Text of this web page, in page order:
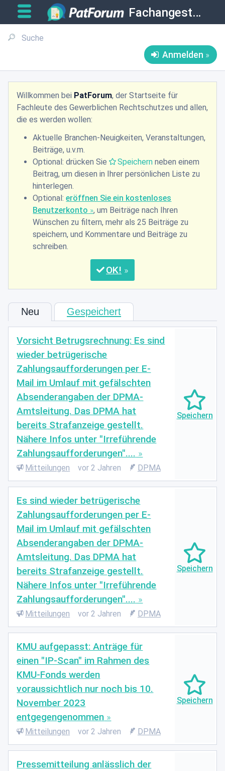
Fachangestellte
Anmelden
Willkommen bei PatForum, der Startseite für
Fachleute des Gewerblichen Rechtschutzes und allen,
die es werden wollen:
Aktuelle Branchen-Neuigkeiten, Veranstaltungen,
Beiträge, u.v.m.
Optional: drücken Sie
Speichern neben einem
Beitrag, um diesen in Ihrer persönlichen Liste zu
hinterlegen.
Optional:eröffnen Sie ein kostenloses
Benutzerkonto
, um Beiträge nach Ihren
Wünschen zu filtern, mehr als 25 Beiträge zu
speichern, und Kommentare und Beiträge zu
schreiben.
OK
Neu Gespeichert
Vorsicht Betrugsrechnung: Es sind
wieder betrügerische
Zahlungsaufforderungen per E-
Mail im Umlauf mit gefälschten
Absenderangaben der DPMA-
Amtsleitung. Das DPMA hat
bereits Strafanzeige gestellt.
Nähere Infos unter "Irreführende
Zahlungsaufforderungen"....
Mitteilungen vor 2 Jahren DPMA
Es sind wieder betrügerische
Zahlungsaufforderungen per E-
Mail im Umlauf mit gefälschten
Absenderangaben der DPMA-
Amtsleitung. Das DPMA hat
bereits Strafanzeige gestellt.
Nähere Infos unter "Irreführende
Zahlungsaufforderungen"....
Mitteilungen vor 2 Jahren DPMA
KMU aufgepasst: Anträge für
einen "IP-Scan" im Rahmen des
KMU-Fonds werden
voraussichtlich nur noch bis 10.
November 2023
entgegengenommen
Mitteilungen vor 2 Jahren DPMA
Pressemitteilung anlässlich der